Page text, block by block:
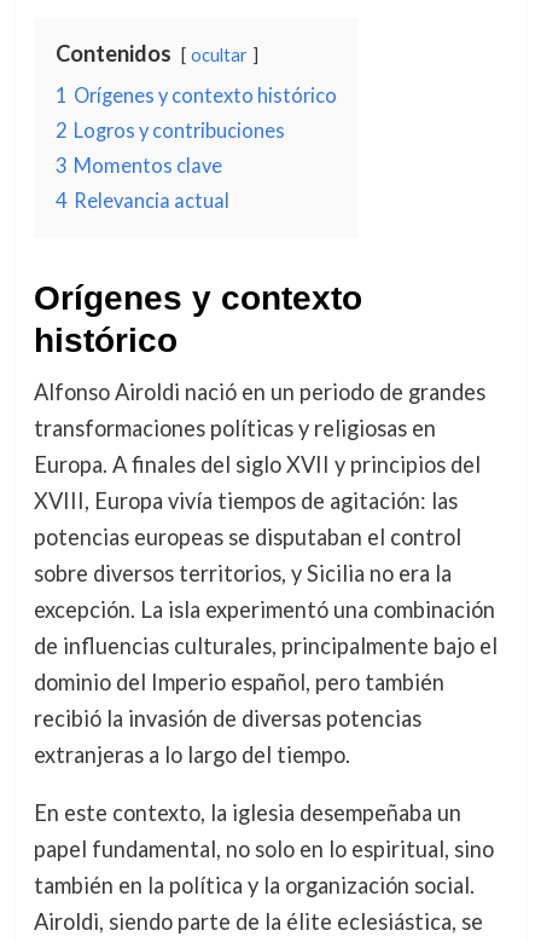
Contenidos ocultar
1 Orígenes y contexto histórico
2 Logros y contribuciones
3 Momentos clave
4 Relevancia actual
Orígenes y contexto
histórico
Alfonso Airoldi nació en un periodo de grandes
transformaciones políticas y religiosas en
Europa. A finales del siglo XVII y principios del
XVIII, Europa vivía tiempos de agitación: las
potencias europeas se disputaban el control
sobre diversos territorios, y Sicilia no era la
excepción. La isla experimentó una combinación
de influencias culturales, principalmente bajo el
dominio del Imperio español, pero también
recibió la invasión de diversas potencias
extranjeras a lo largo del tiempo.
En este contexto, la iglesia desempeñaba un
papel fundamental, no solo en lo espiritual, sino
también en la política y la organización social.
Airoldi, siendo parte de la élite eclesiástica, se